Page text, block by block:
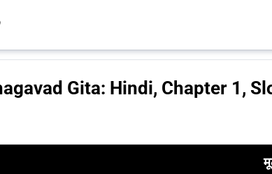
Gita: Hindi, Chapter 1,